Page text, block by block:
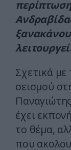
Σχετικά
σεισμού
έχει
το θέμα,
που